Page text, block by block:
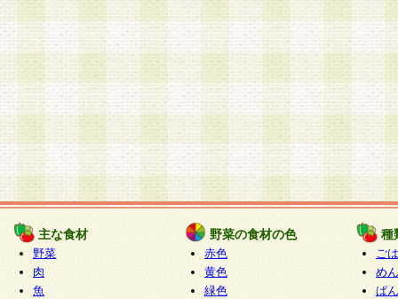
主な食材
野菜
肉
魚
野菜の食材の色
赤色
黄色
緑色
種
ご
めん
ぱん